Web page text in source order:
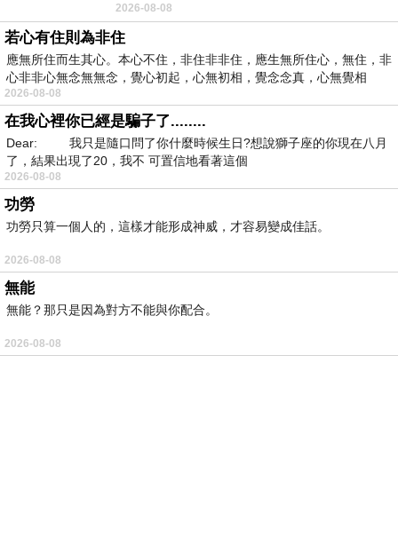
花不少錢，星期一出門上班時，心裡沒有一
2026-08-08
若心有住則為非住
應無所住而生其心。本心不住，非住非非住，應生無所住心，無住，非
心非非心無念無無念，覺心初起，心無初相，覺念念真，心無覺相
2026-08-08
在我心裡你已經是騙子了........
Dear: 我只是隨口問了你什麼時候生日?想說獅子座的你現在八月
了，結果出現了20，我不 可置信地看著這個
2026-08-08
功勞
功勞只算一個人的，這樣才能形成神威，才容易變成佳話。
2026-08-08
無能
無能？那只是因為對方不能與你配合。
2026-08-08